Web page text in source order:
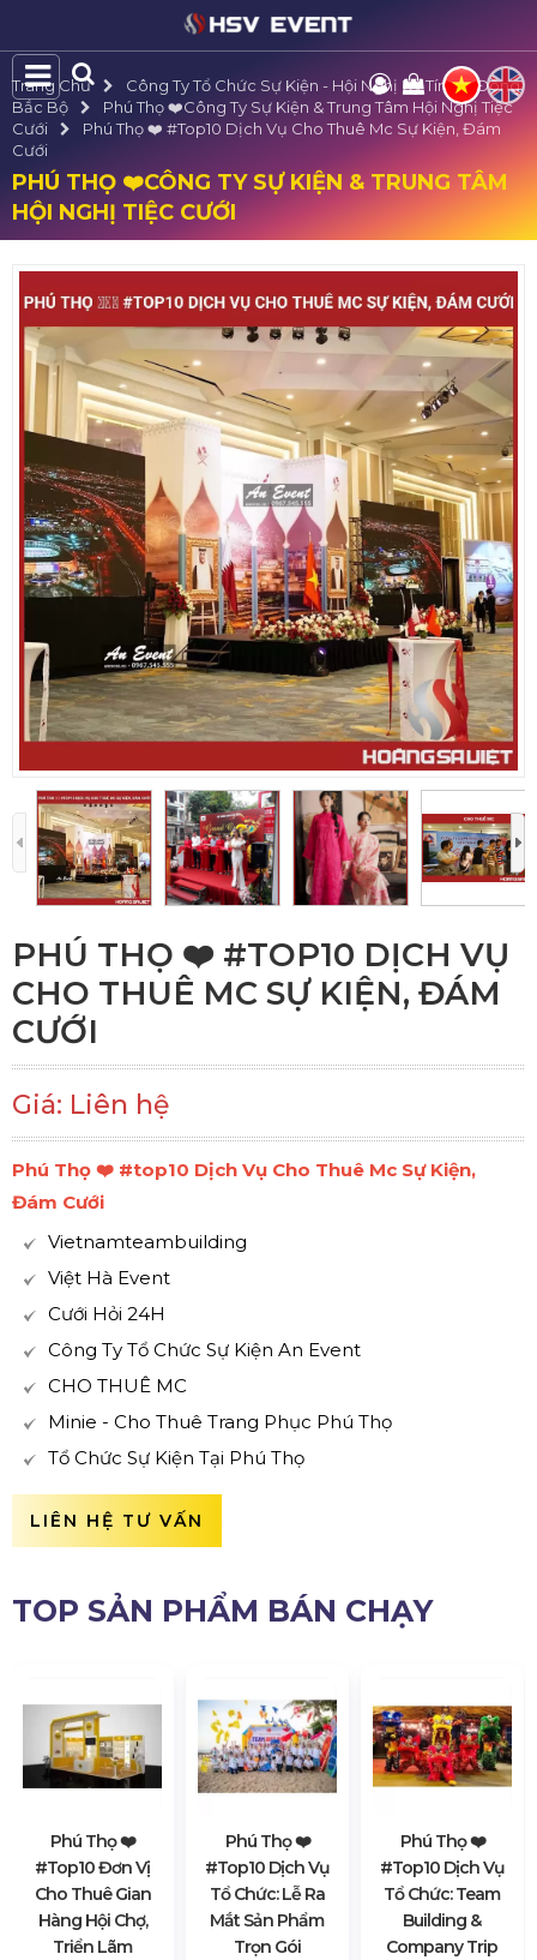
Trang Chủ
Công Ty Tổ Chức Sự Kiện - Hội Nghị Uy Tín Tại Đông
Bắc Bộ
Phú Thọ ❤️️Công Ty Sự Kiện & Trung Tâm Hội Nghị Tiệc
Cưới
Phú Thọ ❤️️ #top10 Dịch Vụ Cho Thuê Mc Sự Kiện, Đám
Cưới
PHÚ THỌ ❤️️CÔNG TY SỰ KIỆN & TRUNG TÂM
HỘI NGHỊ TIỆC CƯỚI
PHÚ THỌ ❤️️ #TOP10 DỊCH VỤ
CHO THUÊ MC SỰ KIỆN, ĐÁM
CƯỚI
Giá: Liên hệ
Phú Thọ ❤️️ #top10 Dịch Vụ Cho Thuê Mc Sự Kiện,
Đám Cưới
Vietnamteambuilding
Việt Hà Event
Cưới Hỏi 24H
Công Ty Tổ Chức Sự Kiện An Event
CHO THUÊ MC
Minie - Cho Thuê Trang Phục Phú Thọ
Tổ Chức Sự Kiện Tại Phú Thọ
LIÊN HỆ TƯ VẤN
TOP SẢN PHẨM BÁN CHẠY
Phú Thọ ❤️️
#top10 Đơn Vị
Cho Thuê Gian
Hàng Hội Chợ,
Triển Lãm
Phú Thọ ❤️️
#top10 Dịch Vụ
Tổ Chức: Lễ Ra
Mắt Sản Phẩm
Trọn Gói
Phú Thọ ❤️️
#top10 Dịch Vụ
Tổ Chức: Team
Building &
Company Trip